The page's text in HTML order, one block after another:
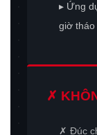
▸ Ứng
giờ tháo
✗
✗ Đúc